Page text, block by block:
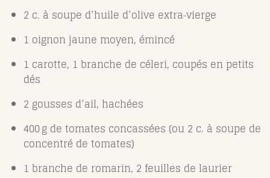
2 c. à soupe d’huile d’olive extra‑vierge
1 oignon jaune moyen, émincé
1 carotte, 1 branche de céleri, coupés en petits
dés
2 gousses d’ail, hachées
400 g de tomates concassées (ou 2 c. à soupe de
concentré de tomates)
1 branche de romarin, 2 feuilles de laurier